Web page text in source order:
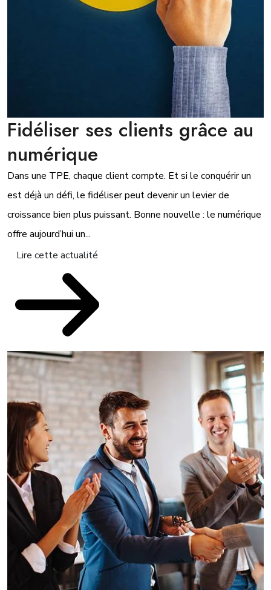
Fidéliser ses clients grâce au
numérique
Dans une TPE, chaque client compte. Et si le conquérir un
est déjà un défi, le fidéliser peut devenir un levier de
croissance bien plus puissant. Bonne nouvelle : le numérique
offre aujourd’hui un...
Lire cette actualité